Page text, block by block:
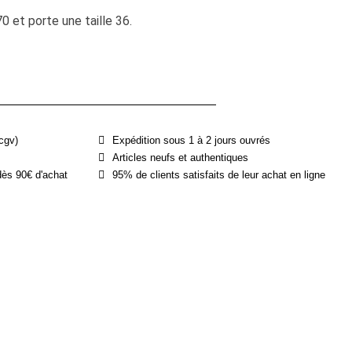
et porte une taille 36.
90€ d'achat
Expédition sous 1 à 2 jours ouvrés
Articles neufs et authentiques
95% de clients satisfaits de leur achat en ligne